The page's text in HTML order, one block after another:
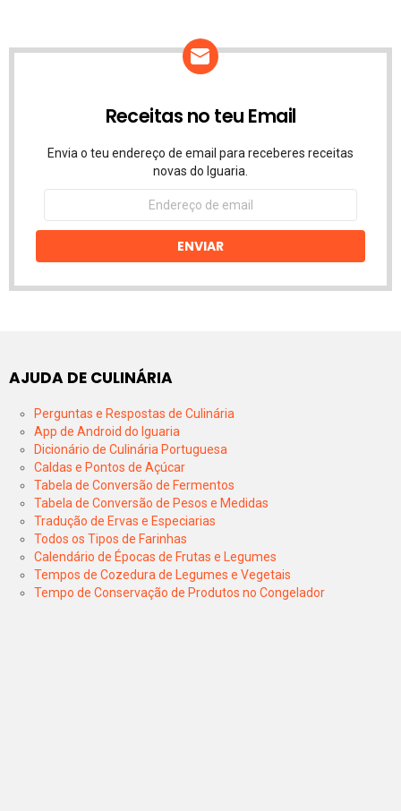
Receitas no teu Email
Envia o teu endereço de email para receberes receitas
novas do Iguaria.
Endereço
email
ENVIAR
AJUDA DE CULINÁRIA
Perguntas e Respostas de Culinária
App de Android do Iguaria
Dicionário de Culinária Portuguesa
Caldas e Pontos de Açúcar
Tabela de Conversão de Fermentos
Tabela de Conversão de Pesos e Medidas
Tradução de Ervas e Especiarias
Todos os Tipos de Farinhas
Calendário de Épocas de Frutas e Legumes
Tempos de Cozedura de Legumes e Vegetais
Tempo de Conservação de Produtos no Congelador